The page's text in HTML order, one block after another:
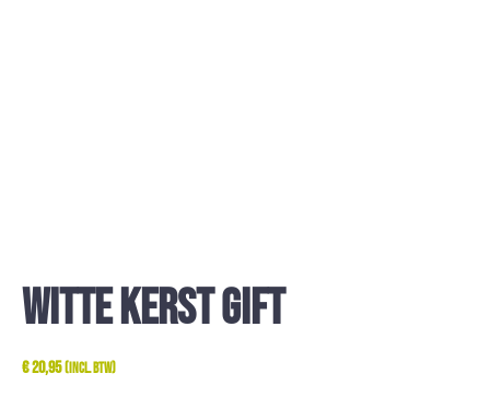
Witte Kerst gift
€20,95(incl. btw)